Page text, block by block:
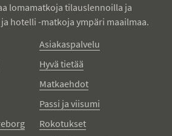
lomamatkoja tilauslennoilla ja
hotelli -matkoja ympäri maailmaa.
Asiakaspalvelu
Hyvä tietää
Matkaehdot
Passi ja viisumi
Rokotukset